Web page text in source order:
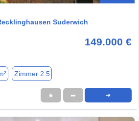
Suderwich
149.000 €
Zimmer 2.5
★ ➦ ➜